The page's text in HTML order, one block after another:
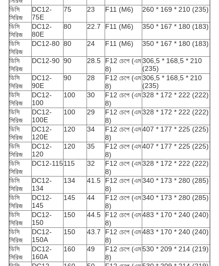
ডিসি
সিরিজ
DC12-
75E
75 23 F11 (M6) 260 * 169 * 210 (235)
ডিসি
সিরিজ
DC12-
80E
80 22.7 F11 (M6) 350 * 167 * 180 (183)
ডিসি
সিরিজ
DC12-80 80 24 F11 (M6) 350 * 167 * 180 (183)
ডিসি
সিরিজ
DC12-90 90 28.5
F12 চেপে (এম
8)
306,5 * 168,5 * 210
(235)
ডিসি
সিরিজ
DC12-
90E
90 28
F12 চেপে (এম
8)
306,5 * 168,5 * 210
(235)
ডিসি
সিরিজ
DC12-
100
100 30
F12 চেপে (এম
8)
328 * 172 * 222 (222)
ডিসি
সিরিজ
DC12-
100E
100 29
F12 চেপে (এম
8)
328 * 172 * 222 (222)
ডিসি
সিরিজ
DC12-
120E
120 34
F12 চেপে (এম
8)
407 * 177 * 225 (225)
ডিসি
সিরিজ
DC12-
120
120 35
F12 চেপে (এম
8)
407 * 177 * 225 (225)
ডিসি
সিরিজ
DC12-115115 32
F12 চেপে (এম
8)
328 * 172 * 222 (222)
ডিসি
সিরিজ
DC12-
134
134 41.5
F12 চেপে (এম
8)
340 * 173 * 280 (285)
ডিসি
সিরিজ
DC12-
145
145 44
F12 চেপে (এম
8)
340 * 173 * 280 (285)
ডিসি
সিরিজ
DC12-
150
150 44.5
F12 চেপে (এম
8)
483 * 170 * 240 (240)
ডিসি
সিরিজ
DC12-
150A
150 43.7
F12 চেপে (এম
8)
483 * 170 * 240 (240)
ডিসি
সিরিজ
DC12-
160A
160 49
F12 চেপে (এম
8)
530 * 209 * 214 (219)